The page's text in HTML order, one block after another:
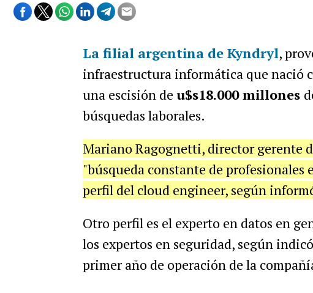
La filial argentina de Kyndryl,
infraestructura informática que nació
una escisión de u$s18.000 millones
búsquedas laborales.
Mariano Ragognetti, director gerente
"búsqueda constante de profesionales
perfil del cloud engineer, según
Otro perfil es el experto en datos en
los expertos en seguridad, según
primer año de operación de la